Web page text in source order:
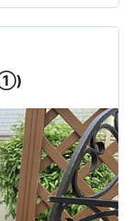
は、チムドンド
道の駅、ヤンバ
景！ 沖縄本島
は、かすかに